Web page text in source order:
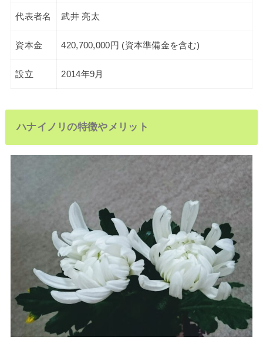
代表者名 武井 亮太
資本金 420,700,000円 (資本準備金を含む)
設立 2014年9月
ハナイノリの特徴やメリット